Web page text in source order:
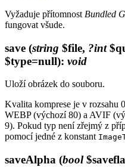
Vyžaduje přítomnost Bundled
fungovat všude.
save (string $file, ?int
$type=null): void
Uloží obrázek do souboru.
Kvalita komprese je v rozsahu
WEBP (výchozí 80) a AVIF
9). Pokud typ není zřejmý z
pomocí jedné z konstant
saveAlpha (bool